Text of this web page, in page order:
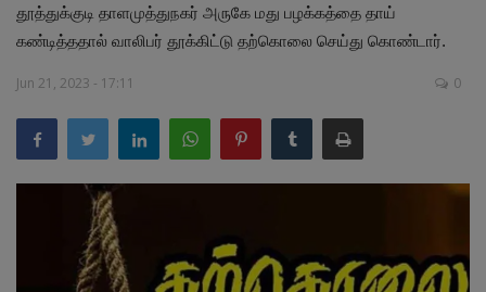
இந்தியா
உலகம்
வேலைவாய்ப்பு
தூத்துக்குடி தாளமுத்துநகர் அருகே மது பழக்கத்தை தாய்
கண்டித்ததால் வாலிபர் தூக்கிட்டு தற்கொலை செய்து கொண்டார்.
Jun 21, 2023 - 17:11 0